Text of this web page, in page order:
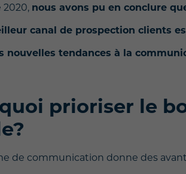
nous avons pu en conclure
canal de prospection clients
nouvelles tendances à la
prioriser le
de communication donne des